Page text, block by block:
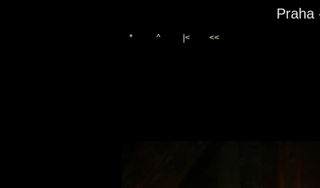
Praha
* ^ |< <<